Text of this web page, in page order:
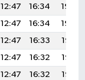
12:47 16:34
19:40
12:47 16:34
19:39
12:47 16:33
19:38
12:47 16:32
19:36
12:47 16:32
19:35